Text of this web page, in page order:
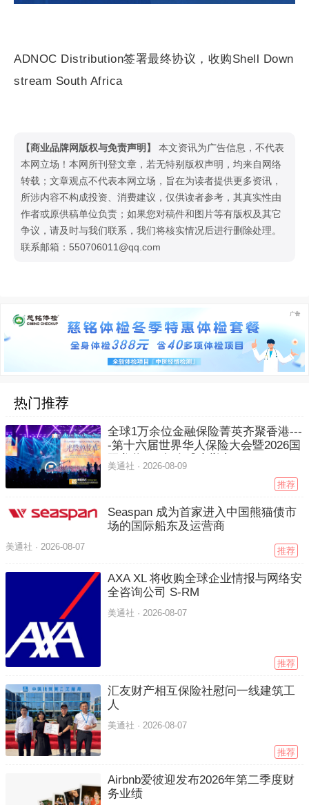
ADNOC Distribution签署最终协议，收购Shell Down
stream South Africa
【商业品牌网版权与免责声明】
本文资讯为广告信息，不代表
本网立场！本网所刊登文章，若无特别版权声明，均来自网络
转载；文章观点不代表本网立场，旨在为读者提供更多资讯，
所涉内容不构成投资、消费建议，仅供读者参考，其真实性由
作者或原供稿单位负责；如果您对稿件和图片等有版权及其它
争议，请及时与我们联系，我们将核实情况后进行删除处理。
联系邮箱：550706011@qq.com
热门推荐
全球1万余位金融保险菁英齐聚香港---
-第十六届世界华人保险大会暨2026国
际龙奖IDA年会盛大举办
美通社 · 2026-08-09
推荐
Seaspan 成为首家进入中国熊猫债市
场的国际船东及运营商
美通社 · 2026-08-07 推荐
AXA XL 将收购全球企业情报与网络安
全咨询公司 S-RM
美通社 · 2026-08-07
推荐
汇友财产相互保险社慰问一线建筑工
人
美通社 ·2026-08-07
推荐
Airbnb爱彼迎发布2026年第二季度财
务业绩